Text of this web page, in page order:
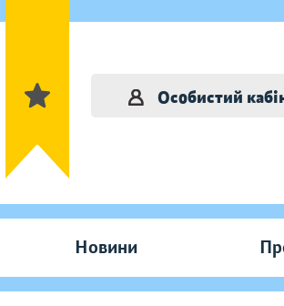
Особистий
Новини